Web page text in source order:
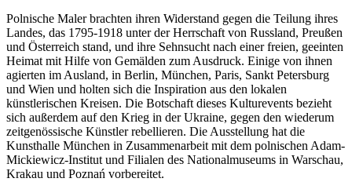
Polnische Maler brachten ihren Widerstand gegen die Teilung ihres
Landes, das 1795-1918 unter der Herrschaft von Russland, Preußen
und Österreich stand, und ihre Sehnsucht nach einer freien, geeinten
Heimat mit Hilfe von Gemälden zum Ausdruck. Einige von ihnen
agierten im Ausland, in Berlin, München, Paris, Sankt Petersburg
und Wien und holten sich die Inspiration aus den lokalen
künstlerischen Kreisen. Die Botschaft dieses Kulturevents bezieht
sich außerdem auf den Krieg in der Ukraine, gegen den wiederum
zeitgenössische Künstler rebellieren. Die Ausstellung hat die
Kunsthalle München in Zusammenarbeit mit dem polnischen Adam-
Mickiewicz-Institut und Filialen des Nationalmuseums in Warschau,
Krakau und Poznań vorbereitet.